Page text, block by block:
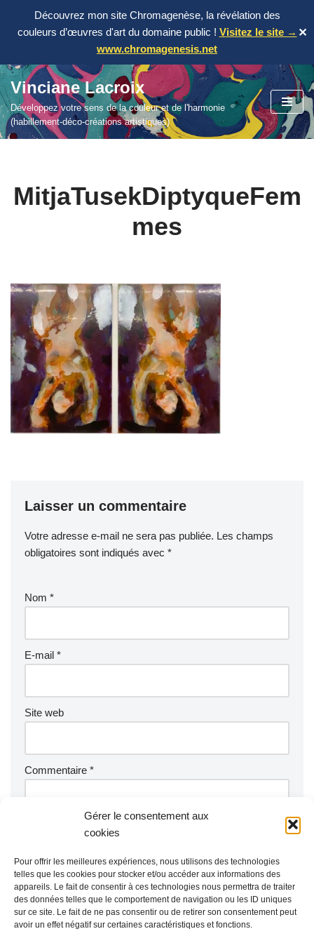
Gérer le consentement aux
cookies
Pour offrir les meilleures expériences, nous utilisons des technologies
telles que les cookies pour stocker et/ou accéder aux informations des
appareils. Le fait de consentir à ces technologies nous permettra de traiter
des données telles que le comportement de navigation ou les ID uniques
sur ce site. Le fait de ne pas consentir ou de retirer son consentement peut
avoir un effet négatif sur certaines caractéristiques et fonctions.
Découvrez mon site Chromagenèse, la révélation des
couleurs d’œuvres d'art du domaine public ! Visitez le site →
www.chromagenesis.net
✕
Aller
au
contenu
Vinciane Lacroix
Développez votre sens de la couleur et de l'harmonie
(habillement-déco-créations artistiques)
MitjaTusekDiptyqueFem
mes
Laisser un commentaire
Votre adresse e-mail ne sera pas publiée. Les champs
obligatoires sont indiqués avec *
Nom *
E-mail *
Site web
Commentaire *